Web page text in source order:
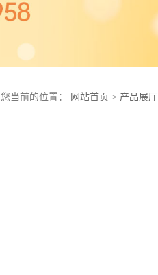
您当前的位置： 网站首页 > 产品展厅